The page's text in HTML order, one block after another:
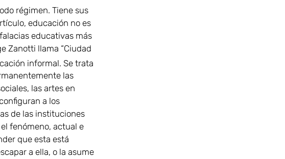
régimen. Tiene sus
educación no es
educativas más
Zanotti llama “Ciudad
informal. Se trata
las
las artes en
a los
de las instituciones
fenómeno, actual e
que esta está
a ella, o la asume